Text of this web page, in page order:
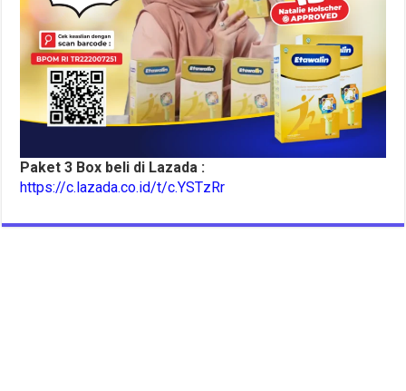
Paket 3 Box beli di Lazada :
https://c.lazada.co.id/t/c.YSTzRr